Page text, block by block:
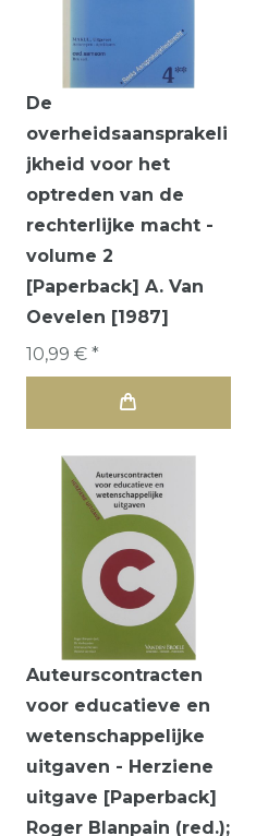
De
overheidsaansprakeli
jkheid voor het
optreden van de
rechterlijke macht -
volume 2
[Paperback] A. Van
Oevelen [1987]
10,99 € *
Auteurscontracten
voor educatieve en
wetenschappelijke
uitgaven - Herziene
uitgave [Paperback]
Roger Blanpain (red.);